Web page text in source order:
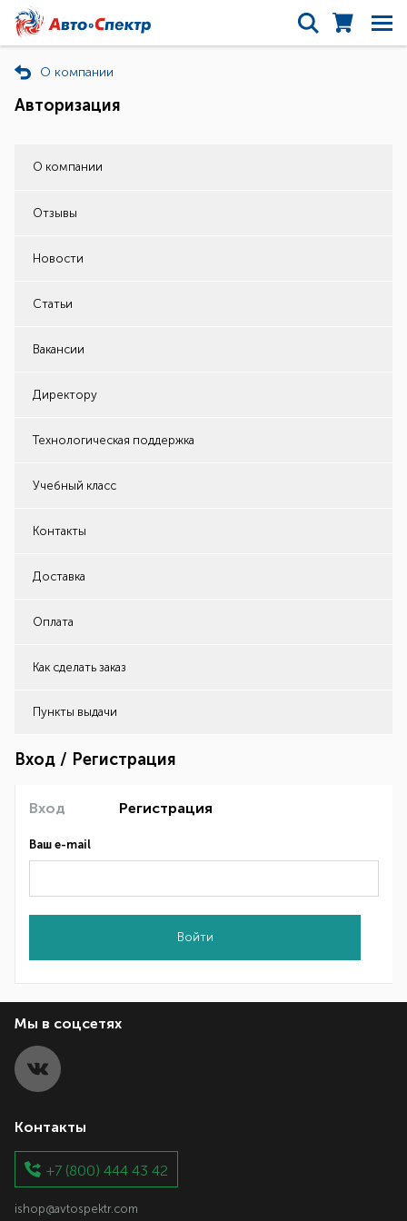
О компании
Авторизация
О компании
Отзывы
Новости
Статьи
Вакансии
Директору
Технологическая поддержка
Учебный класс
Контакты
Доставка
Оплата
Как сделать заказ
Пункты выдачи
Вход / Регистрация
Вход Регистрация
Ваш e-mail
Войти
Мы в соцсетях
Контакты
+7 (800) 444 43 42
ishop@avtospektr.com